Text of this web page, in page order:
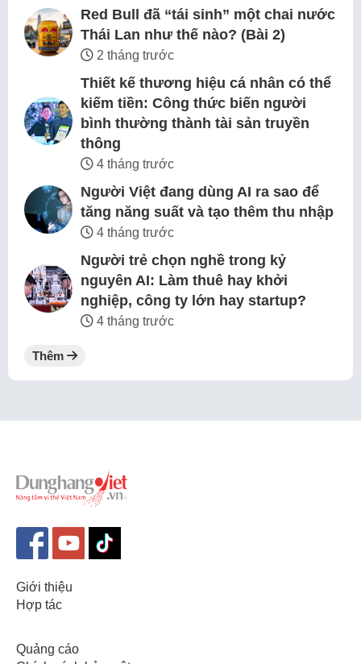
Red Bull đã “tái sinh” một chai nước
Thái Lan như thế nào? (Bài 2)
2 tháng trước
Thiết kế thương hiệu cá nhân có thể
kiếm tiền: Công thức biến người
bình thường thành tài sản truyền
thông
4 tháng trước
Người Việt đang dùng AI ra sao để
tăng năng suất và tạo thêm thu nhập
4 tháng trước
Người trẻ chọn nghề trong kỷ
nguyên AI: Làm thuê hay khởi
nghiệp, công ty lớn hay startup?
4 tháng trước
Thêm
Giới thiệu
Hợp tác
Quảng cáo